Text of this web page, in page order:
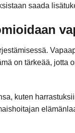
saada
on tärkeää, jotta
kuten